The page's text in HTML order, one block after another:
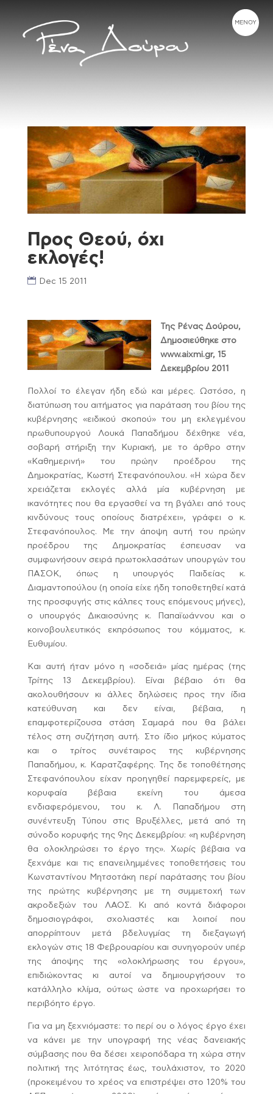
Προς Θεού, όχι
εκλογές!
Dec 15 2011
Της Ρένας Δούρου,
Δημοσιεύθηκε στο
www.aixmi.gr, 15
Δεκεμβρίου 2011
Πολλοί το έλεγαν ήδη εδώ και μέρες. Ωστόσο, η
διατύπωση του αιτήματος για παράταση του βίου της
κυβέρνησης «ειδικού σκοπού» του μη εκλεγμένου
πρωθυπουργού Λουκά Παπαδήμου δέχθηκε νέα,
σοβαρή στήριξη την Κυριακή, με το άρθρο στην
«Καθημερινή» του πρώην προέδρου της
Δημοκρατίας, Κωστή Στεφανόπουλου. «Η χώρα δεν
χρειάζεται εκλογές αλλά μία κυβέρνηση με
ικανότητες που θα εργασθεί να τη βγάλει από τους
κινδύνους τους οποίους διατρέχει», γράφει ο κ.
Στεφανόπουλος. Με την άποψη αυτή του πρώην
προέδρου της Δημοκρατίας έσπευσαν να
συμφωνήσουν σειρά πρωτοκλασάτων υπουργών του
ΠΑΣΟΚ, όπως η υπουργός Παιδείας κ.
Διαμαντοπούλου (η οποία είχε ήδη τοποθετηθεί κατά
της προσφυγής στις κάλπες τους επόμενους μήνες),
ο υπουργός Δικαιοσύνης κ. Παπαϊωάννου και ο
κοινοβουλευτικός εκπρόσωπος του κόμματος, κ.
Ευθυμίου.
Και αυτή ήταν μόνο η «σοδειά» μίας ημέρας (της
Τρίτης 13 Δεκεμβρίου). Είναι βέβαιο ότι θα
ακολουθήσουν κι άλλες δηλώσεις προς την ίδια
κατεύθυνση και δεν είναι, βέβαια, η
επαμφοτερίζουσα στάση Σαμαρά που θα βάλει
τέλος στη συζήτηση αυτή. Στο ίδιο μήκος κύματος
και ο τρίτος συνέταιρος της κυβέρνησης
Παπαδήμου, κ. Καρατζαφέρης. Της δε τοποθέτησης
Στεφανόπουλου είχαν προηγηθεί παρεμφερείς, με
κορυφαία βέβαια εκείνη του άμεσα
ενδιαφερόμενου, του κ. Λ. Παπαδήμου στη
συνέντευξη Τύπου στις Βρυξέλλες, μετά από τη
σύνοδο κορυφής της 9ης Δεκεμβρίου: «η κυβέρνηση
θα ολοκληρώσει το έργο της». Χωρίς βέβαια να
ξεχνάμε και τις επανειλημμένες τοποθετήσεις του
Κωνσταντίνου Μητσοτάκη περί παράτασης του βίου
της πρώτης κυβέρνησης με τη συμμετοχή των
ακροδεξιών του ΛΑΟΣ. Κι από κοντά διάφοροι
δημοσιογράφοι, σχολιαστές και λοιποί που
απορρίπτουν μετά βδελυγμίας τη διεξαγωγή
εκλογών στις 18 Φεβρουαρίου και συνηγορούν υπέρ
της άποψης της «ολοκλήρωσης του έργου»,
επιδιώκοντας κι αυτοί να δημιουργήσουν το
κατάλληλο κλίμα, ούτως ώστε να προχωρήσει το
περιβόητο έργο.
Για να μη ξεχνιόμαστε: το περί ου ο λόγος έργο έχει
να κάνει με την υπογραφή της νέας δανειακής
σύμβασης που θα δέσει χειροπόδαρα τη χώρα στην
πολιτική της λιτότητας έως, τουλάχιστον, το 2020
(προκειμένου το χρέος να επιστρέψει στο 120% του